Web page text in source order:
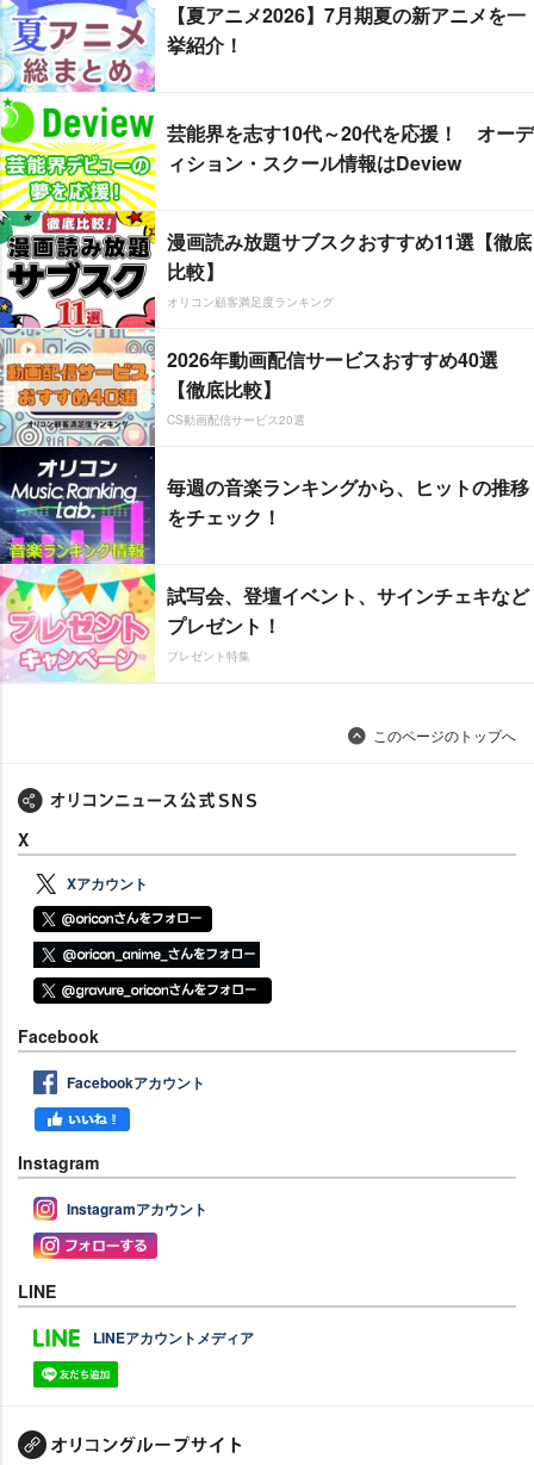
【夏アニメ2026】7月期夏の新アニメを一
挙紹介！
芸能界を志す10代～20代を応援！ オーデ
ィション・スクール情報はDeview
漫画読み放題サブスクおすすめ11選【徹底
比較】
オリコン顧客満足度ランキング
2026年動画配信サービスおすすめ40選
【徹底比較】
CS動画配信サービス20選
毎週の音楽ランキングから、ヒットの推移
をチェック！
試写会、登壇イベント、サインチェキなど
プレゼント！
プレゼント特集
このページのトップへ
X
Xアカウント
Facebook
Facebookアカウント
Instagram
Instagramアカウント
LINE
LINEアカウントメディア